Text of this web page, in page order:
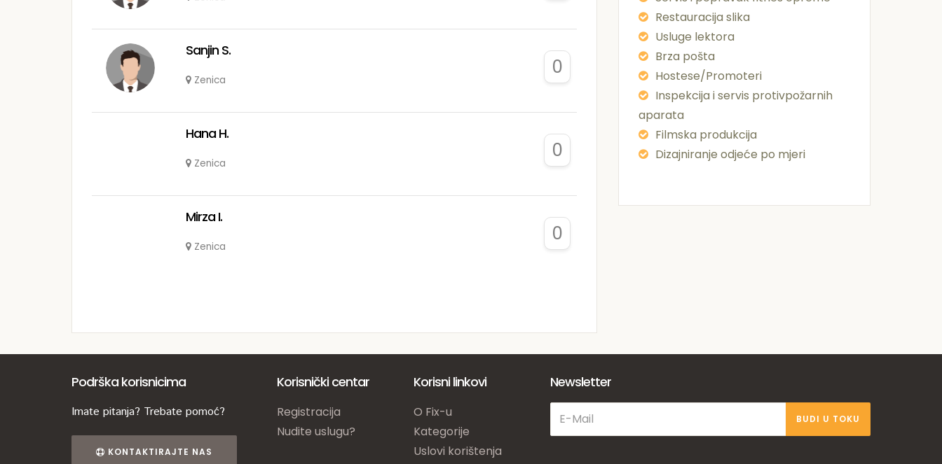
Restauracija slika
Usluge lektora
Brza pošta
Hostese/Promoteri
Inspekcija i servis protivpožarnih
aparata
Filmska produkcija
Dizajniranje odjeće po mjeri
Sanjin S.
Zenica
0
Hana H.
Zenica
0
Mirza I.
Zenica
0
Podrška korisnicima
Imate pitanja? Trebate pomoć?
KONTAKTIRAJTE NAS
Korisnički centar
Registracija
Nudite uslugu?
Korisni linkovi
O Fix-u
Kategorije
Uslovi korištenja
Newsletter
BUDI U TOKU